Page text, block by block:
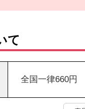
STAGE
ラブライブ！サンシャイ
アイドリッシュセブン
て
全国一律660円